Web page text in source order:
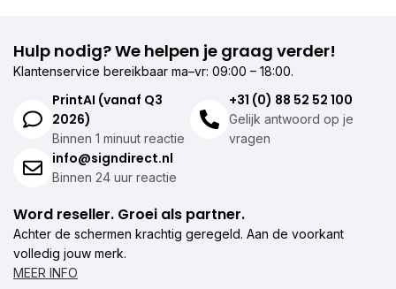
Hulp nodig? We helpen je graag verder!
Klantenservice bereikbaar ma–vr: 09:00 – 18:00.
PrintAI (vanaf Q3
2026)
Binnen 1 minuut reactie
+31 (0) 88 52 52 100
Gelijk antwoord op je
vragen
info@signdirect.nl
Binnen 24 uur reactie
Word reseller. Groei als partner.
Achter de schermen krachtig geregeld. Aan de voorkant
volledig jouw merk.
MEER INFO